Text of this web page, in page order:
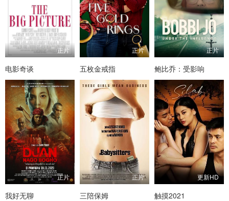
正片
电影奇谈
正片
五枚金戒指
正片
鲍比乔：受影响
正片
我好无聊
正片
三陪保姆
更新HD
触摸2021